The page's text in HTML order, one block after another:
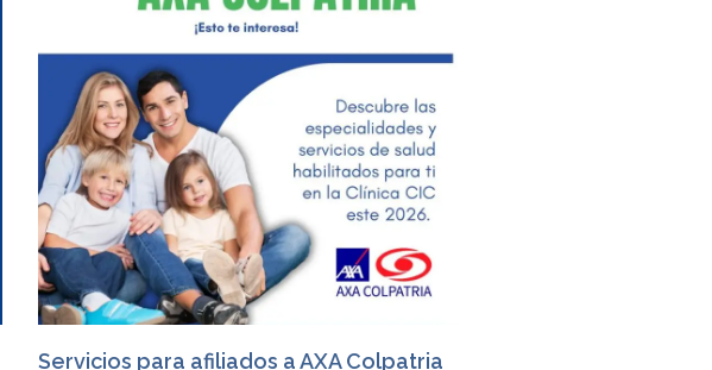
Servicios para afiliados a AXA Colpatria